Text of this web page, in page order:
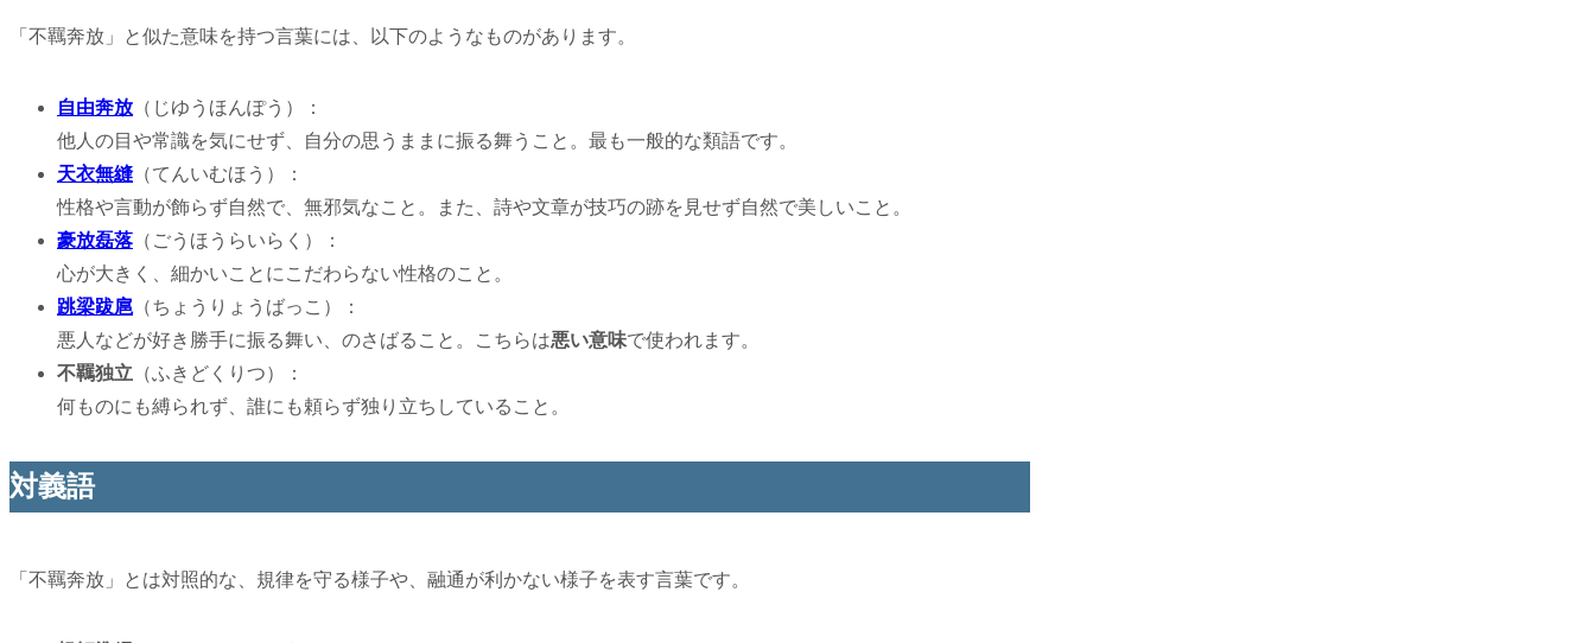
「不羈奔放」と似た意味を持つ言葉には、以下のようなものがあります。
自由奔放 （じゆうほんぽう）：
他人の目や常識を気にせず、自分の思うままに振る舞うこと。最も一般的な類語です。
天衣無縫 （てんいむほう）：
性格や言動が飾らず自然で、無邪気なこと。また、詩や文章が技巧の跡を見せず自然で美しいこと。
豪放磊落 （ごうほうらいらく）：
心が大きく、細かいことにこだわらない性格のこと。
跳梁跋扈 （ちょうりょうばっこ）：
悪人などが好き勝手に振る舞い、のさばること。こちらは悪い意味で使われます。
不羈独立 （ふきどくりつ）：
何ものにも縛られず、誰にも頼らず独り立ちしていること。
対義語
「不羈奔放」とは対照的な、規律を守る様子や、融通が利かない様子を表す言葉です。